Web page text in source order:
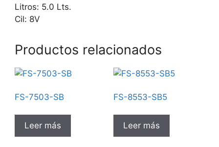
Litros: 5.0 Lts.
Cil: 8V
Productos relacionados
FS-7503-SB
Leer más
FS-8553-SB5
Leer más